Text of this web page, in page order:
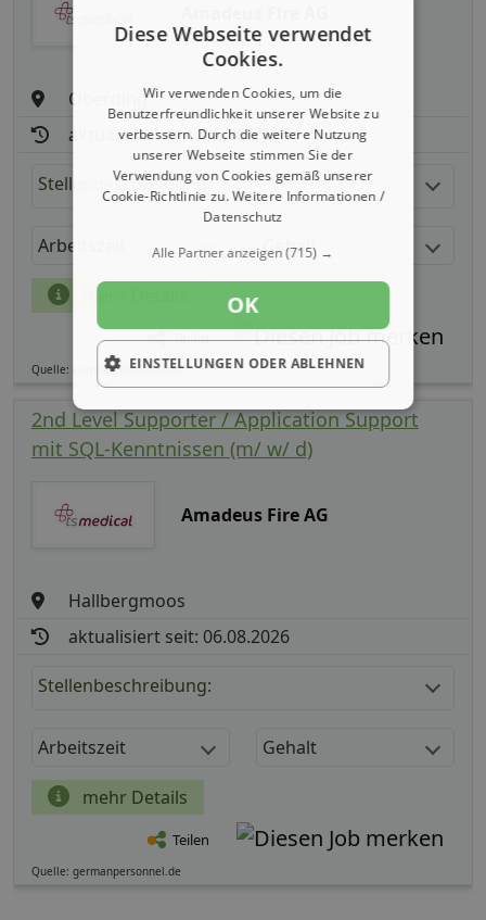
Oberding
aktualisiert seit: 06.08.2026
Stellenbeschreibung:
Arbeitszeit Gehalt
mehr Details
Teilen
Quelle: germanpersonnel.de
2nd Level Supporter / Application Support
mit SQL-Kenntnissen (m/ w/ d)
Amadeus Fire AG
Hallbergmoos
aktualisiert seit: 06.08.2026
Stellenbeschreibung:
Arbeitszeit Gehalt
mehr Details
Teilen
Quelle: germanpersonnel.de
Diese Webseite verwendet
Cookies.
Wir verwenden Cookies, um die
Benutzerfreundlichkeit unserer Website zu
verbessern. Durch die weitere Nutzung
unserer Webseite stimmen Sie der
Verwendung von Cookies gemäß unserer
Cookie-Richtlinie zu.Weitere Informationen /
Datenschutz
Alle Partner anzeigen(715) →
OK
EINSTELLUNGEN ODER ABLEHNEN